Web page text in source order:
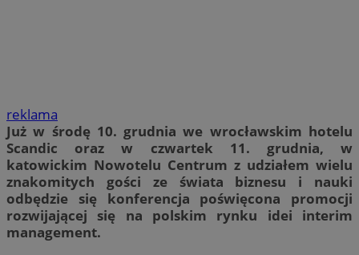
reklama
Już w środę 10. grudnia we wrocławskim hotelu
Scandic oraz w czwartek 11. grudnia, w
katowickim Nowotelu Centrum z udziałem wielu
znakomitych gości ze świata biznesu i nauki
odbędzie się konferencja poświęcona promocji
rozwijającej się na polskim rynku idei interim
management.